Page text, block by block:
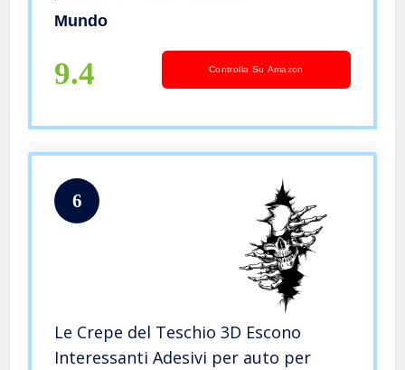
Mundo
9.4 Controlla Su Amazon
6
Le Crepe del Teschio 3D Escono
Interessanti Adesivi per auto per